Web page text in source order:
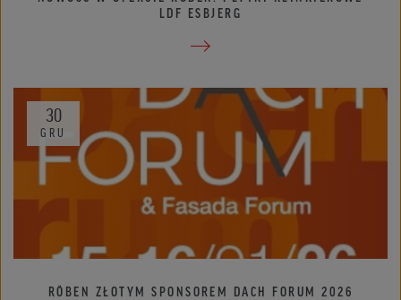
LDF ESBJERG
30
GRU
RÖBEN ZŁOTYM SPONSOREM DACH FORUM 2026